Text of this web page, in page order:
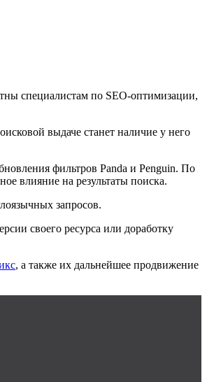
специалистам по SEO-оптимизации,
выдаче станет наличие у него
фильтров Panda и Penguin. По
влияние на результаты поиска.
запросов.
своего ресурса или доработку
, а также их дальнейшее продвижение